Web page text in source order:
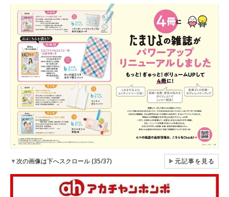
▼次の画像は下へスクロール (35/37) ▶元記事を見る